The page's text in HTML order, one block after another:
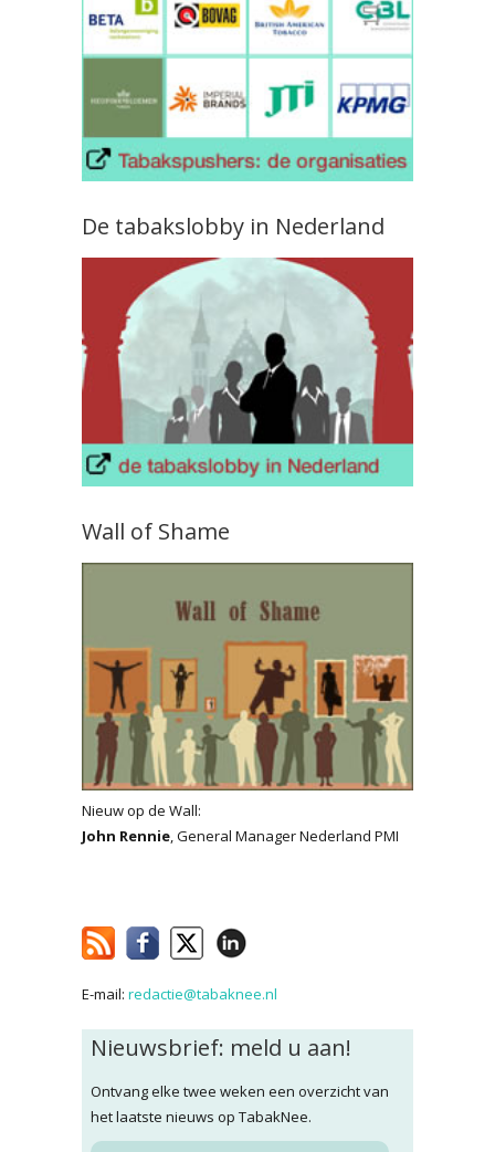
De tabakslobby in Nederland
Wall of Shame
Nieuw op de Wall:
John Rennie, General Manager Nederland PMI
E-mail: redactie@tabaknee.nl
Nieuwsbrief: meld u aan!
Ontvang elke twee weken een overzicht van
het laatste nieuws op TabakNee.